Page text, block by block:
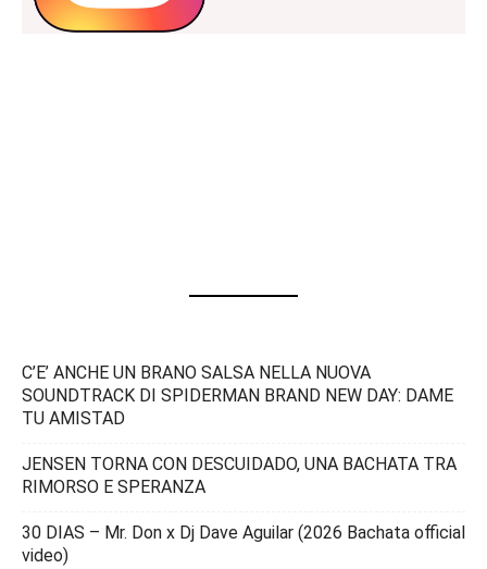
C’E’ ANCHE UN BRANO SALSA NELLA NUOVA
SOUNDTRACK DI SPIDERMAN BRAND NEW DAY: DAME
TU AMISTAD
JENSEN TORNA CON DESCUIDADO, UNA BACHATA TRA
RIMORSO E SPERANZA
30 DIAS – Mr. Don x Dj Dave Aguilar (2026 Bachata official
video)